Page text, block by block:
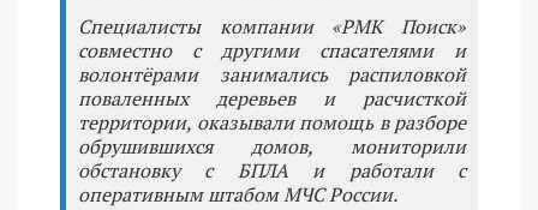
Специалисты компании «РМК Поиск»
совместно с другими спасателями и
волонтёрами занимались распиловкой
поваленных деревьев и расчисткой
территории, оказывали помощь в разборе
обрушившихся домов, мониторили
обстановку с БПЛА и работали с
оперативным штабом МЧС России.